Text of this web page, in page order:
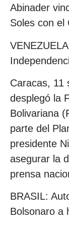
Abinader
Soles con el
Caracas, 11
desplegó la
Bolivariana
parte del
presidente
asegurar la
prensa
BRASIL:
Bolsonaro a